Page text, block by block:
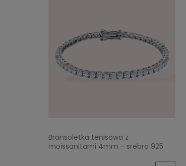
Bransoletka tenisowa z
moissanitami 4mm - srebro 925